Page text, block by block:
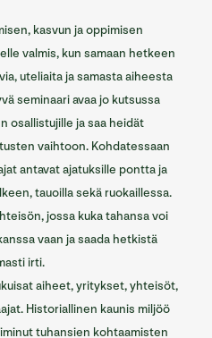
kasvun ja oppimisen
valmis, kun samaan hetkeen
uteliaita ja samasta aiheesta
seminaari avaa jo kutsussa
osallistujille ja saa heidät
vaihtoon. Kohdatessaan
antavat ajatuksille pontta ja
tauoilla sekä ruokaillessa.
jossa kuka tahansa voi
vaan ja saada hetkistä
irti.
aiheet, yritykset, yhteisöt,
Historiallinen kaunis miljöö
tuhansien kohtaamisten